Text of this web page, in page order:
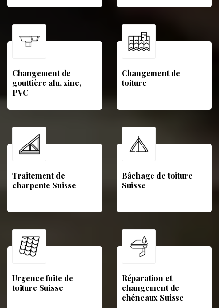
Changement de
gouttière alu, zinc,
PVC
Changement de
toiture
Traitement de
charpente Suisse
Bâchage de toiture
Suisse
Urgence fuite de
toiture Suisse
Réparation et
changement de
chéneaux Suisse